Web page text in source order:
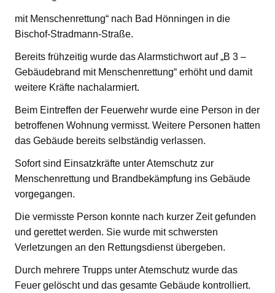
mit Menschenrettung“ nach Bad Hönningen in die
Bischof-Stradmann-Straße.
Bereits frühzeitig wurde das Alarmstichwort auf „B 3 –
Gebäudebrand mit Menschenrettung“ erhöht und damit
weitere Kräfte nachalarmiert.
Beim Eintreffen der Feuerwehr wurde eine Person in der
betroffenen Wohnung vermisst. Weitere Personen hatten
das Gebäude bereits selbständig verlassen.
Sofort sind Einsatzkräfte unter Atemschutz zur
Menschenrettung und Brandbekämpfung ins Gebäude
vorgegangen.
Die vermisste Person konnte nach kurzer Zeit gefunden
und gerettet werden. Sie wurde mit schwersten
Verletzungen an den Rettungsdienst übergeben.
Durch mehrere Trupps unter Atemschutz wurde das
Feuer gelöscht und das gesamte Gebäude kontrolliert.